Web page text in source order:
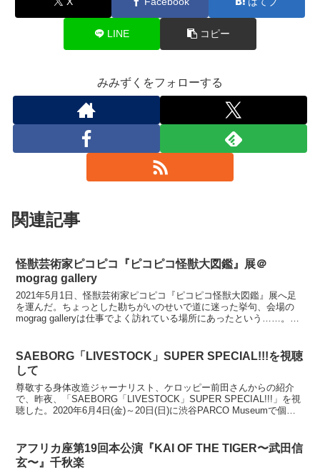
LINE コピー
みみずくをフォローする
関連記事
怪獣芸術家ピコピコ『ピコピコ怪獣大図鑑』展＠
mograg gallery
2021年5月1日、怪獣芸術家ピコピコ『ピコピコ怪獣大図鑑』展へ足
を運んだ。ちょっとした勘ちがいのせいで道に迷った挙句、会場の
mograg galleryは仕事でよく訪れている場所にあったという……。し
SAEBORG「LIVESTOCK」SUPER SPECIAL!!!を視聴
して
尊敬する身体改造ジャーナリスト、ケロッピー前田さんからの紹介
で、昨夜、「SAEBORG「LIVESTOCK」SUPER SPECIAL!!!」を視
聴した。2020年6月4日(金)～20日(日)に渋谷PARCO Museumで個展
アフリカ座第19回本公演『KAI OF THE TIGER〜武田信
玄〜』千秋楽